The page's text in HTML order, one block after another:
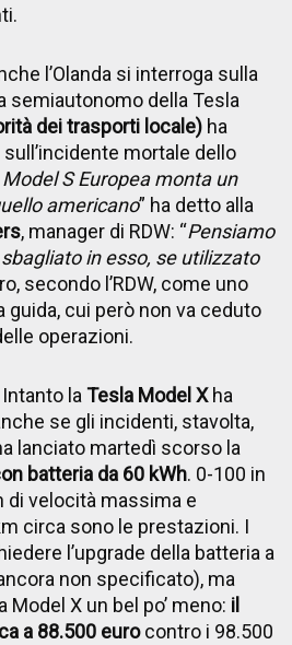
l’Olanda si interroga sulla
semiautonomo della Tesla
dei trasporti locale) ha
mortale dello
S Europea monta un
americano” ha detto alla
, manager di RDW: “Pensiamo
in esso, se utilizzato
secondo l’RDW, come uno
guida, cui però non va ceduto
operazioni.
Intanto laTesla Model Xha
se gli incidenti, stavolta,
lanciato martedì scorso la
batteria da 60 kWh. 0-100 in
di velocità massima e
circa sono le prestazioni. I
l’upgrade della batteria a
non specificato), ma
Model X un bel po’ meno: il
a 88.500 eurocontro i 98.500